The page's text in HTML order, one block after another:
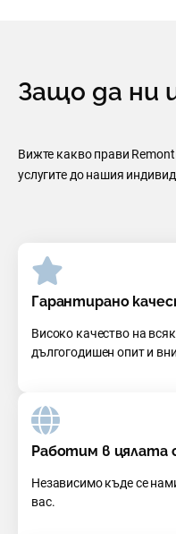
Защо да ни
Вижте какво прави
услугите до нашия
Гарантирано
Високо качество на
дългогодишен опит и
Работим в цялата
Независимо къде се
вас.